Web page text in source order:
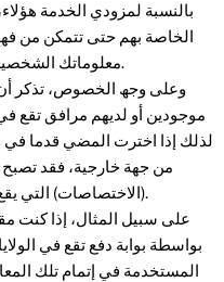
بالنسبة لمزودي الخدمة
الخاصة بهم حتى تتمكن من
معلوماتك الشخصية من قبل هؤلاء المزودين.
وعلی وجھ الخصوص، تذکر
موجودین أو لدیھم مرافق
لذلك إذا اخترت المضي قدما
من جهة خارجية، فقد تصبح
(الاختصاصات) التي يقع فيها مزود الخدمة أو منشآته.
على سبيل المثال، إذا كنت
بواسطة بوابة دفع تقع في
المستخدمة في إتمام تلك